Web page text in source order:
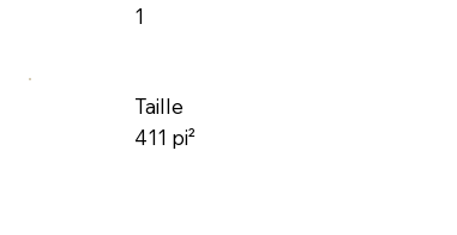
1
Taille
411 pi²